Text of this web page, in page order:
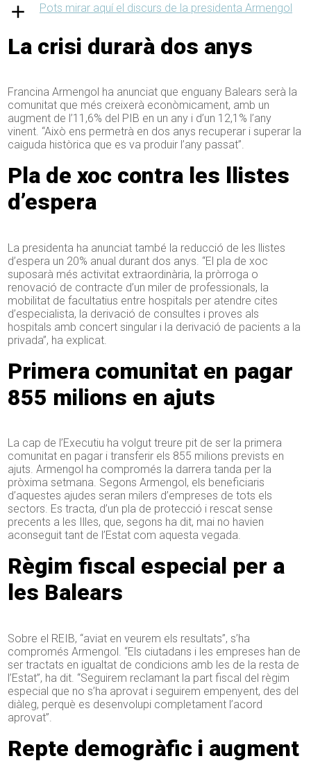
Pots mirar aquí el discurs de la presidenta Armengol
La crisi durarà dos anys
Francina Armengol ha anunciat que enguany Balears serà la
comunitat que més creixerà econòmicament, amb un
augment de l’11,6% del PIB en un any i d’un 12,1% l’any
vinent. “Això ens permetrà en dos anys recuperar i superar la
caiguda històrica que es va produir l’any passat”.
Pla de xoc contra les llistes
d’espera
La presidenta ha anunciat també la reducció de les llistes
d’espera un 20% anual durant dos anys. “El pla de xoc
suposarà més activitat extraordinària, la pròrroga o
renovació de contracte d’un miler de professionals, la
mobilitat de facultatius entre hospitals per atendre cites
d’especialista, la derivació de consultes i proves als
hospitals amb concert singular i la derivació de pacients a la
privada”, ha explicat.
Primera comunitat en pagar
855 milions en ajuts
La cap de l’Executiu ha volgut treure pit de ser la primera
comunitat en pagar i transferir els 855 milions prevists en
ajuts. Armengol ha compromés la darrera tanda per la
pròxima setmana. Segons Armengol, els beneficiaris
d’aquestes ajudes seran milers d’empreses de tots els
sectors. Es tracta, d’un pla de protecció i rescat sense
precents a les Illes, que, segons ha dit, mai no havien
aconseguit tant de l’Estat com aquesta vegada.
Règim fiscal especial per a
les Balears
Sobre el REIB, “aviat en veurem els resultats”, s’ha
compromés Armengol. “Els ciutadans i les empreses han de
ser tractats en igualtat de condicions amb les de la resta de
l’Estat”, ha dit. “Seguirem reclamant la part fiscal del règim
especial que no s’ha aprovat i seguirem empenyent, des del
diàleg, perquè es desenvolupi completament l’acord
aprovat”.
Repte demogràfic i augment